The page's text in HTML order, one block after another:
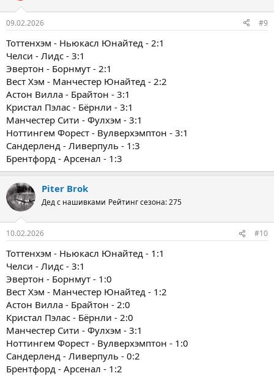
09.02.2026 #9
Тоттенхэм - Ньюкасл Юнайтед - 2:1
Челси - Лидс - 3:1
Эвертон - Борнмут - 2:1
Вест Хэм - Манчестер Юнайтед - 2:2
Астон Вилла - Брайтон - 3:1
Кристал Пэлас - Бёрнли - 3:1
Манчестер Сити - Фулхэм - 3:1
Ноттингем Форест - Вулверхэмптон - 3:1
Сандерленд - Ливерпуль - 1:3
Брентфорд - Арсенал - 1:3
Piter Brok
Дед с нашивками Рейтинг сезона: 275
10.02.2026 #10
Тоттенхэм - Ньюкасл Юнайтед - 1:1
Челси - Лидс - 3:1
Эвертон - Борнмут - 1:0
Вест Хэм - Манчестер Юнайтед - 1:2
Астон Вилла - Брайтон - 2:0
Кристал Пэлас - Бёрнли - 2:0
Манчестер Сити - Фулхэм - 3:1
Ноттингем Форест - Вулверхэмптон - 1:0
Сандерленд - Ливерпуль - 0:2
Брентфорд - Арсенал - 1:2